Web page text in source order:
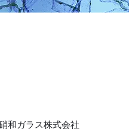
ガラス株式会社